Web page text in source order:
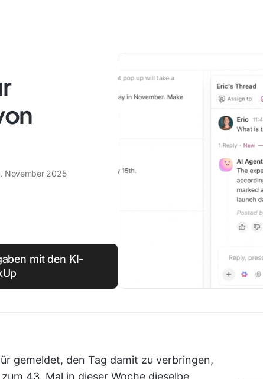
November 2025
mit den KI-
gemeldet, den Tag damit zu verbringen,
43. Mal in dieser Woche dieselbe